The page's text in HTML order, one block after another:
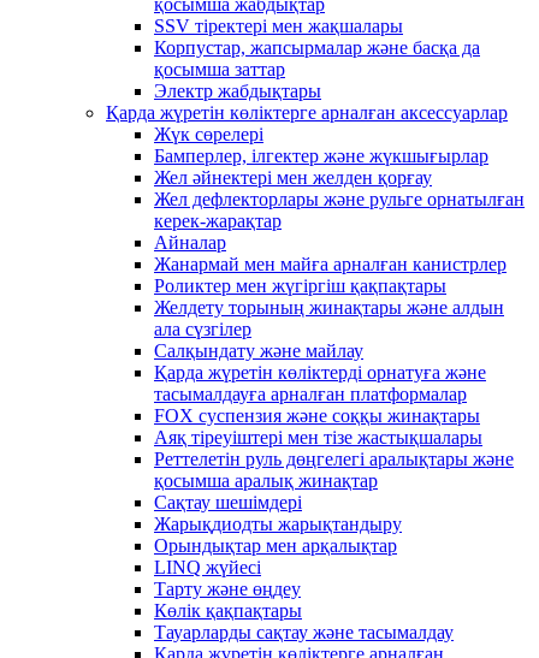
SSV тіректері мен жақшалары
Корпустар, жапсырмалар және басқа да
қосымша заттар
Электр жабдықтары
Қарда жүретін көліктерге арналған аксессуарлар
Жүк сөрелері
Бамперлер, ілгектер және жүкшығырлар
Жел әйнектері мен желден қорғау
Жел дефлекторлары және рульге орнатылған
керек-жарақтар
Айналар
Жанармай мен майға арналған канистрлер
Роликтер мен жүгіргіш қақпақтары
Желдету торының жинақтары және алдын
ала сүзгілер
Салқындату және майлау
Қарда жүретін көліктерді орнатуға және
тасымалдауға арналған платформалар
FOX суспензия және соққы жинақтары
Аяқ тіреуіштері мен тізе жастықшалары
Реттелетін руль дөңгелегі аралықтары және
қосымша аралық жинақтар
Сақтау шешімдері
Жарықдиодты жарықтандыру
Орындықтар мен арқалықтар
LINQ жүйесі
Тарту және өңдеу
Көлік қақпақтары
Тауарларды сақтау және тасымалдау
Қарда жүретін көліктерге арналған